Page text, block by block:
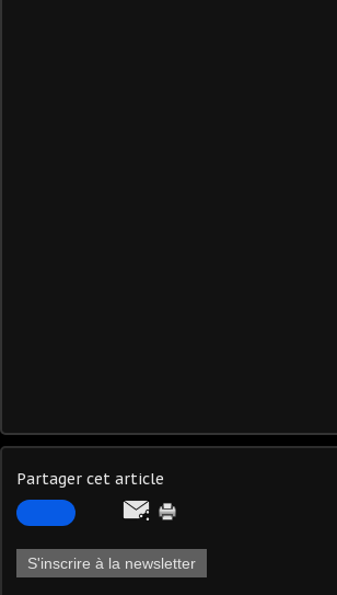
Partager cet article
S'inscrire à la newsletter